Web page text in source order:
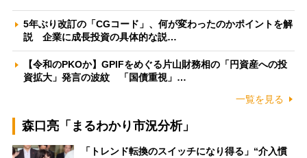
5年ぶり改訂の「CGコード」、何が変わったのかポイントを解
説 企業に成長投資の具体的な説…
【令和のPKOか】GPIFをめぐる片山財務相の「円資産への投
資拡大」発言の波紋 「国債重視」…
一覧を見る
森口亮「まるわかり市況分析」
「トレンド転換のスイッチになり得る」“介入慣